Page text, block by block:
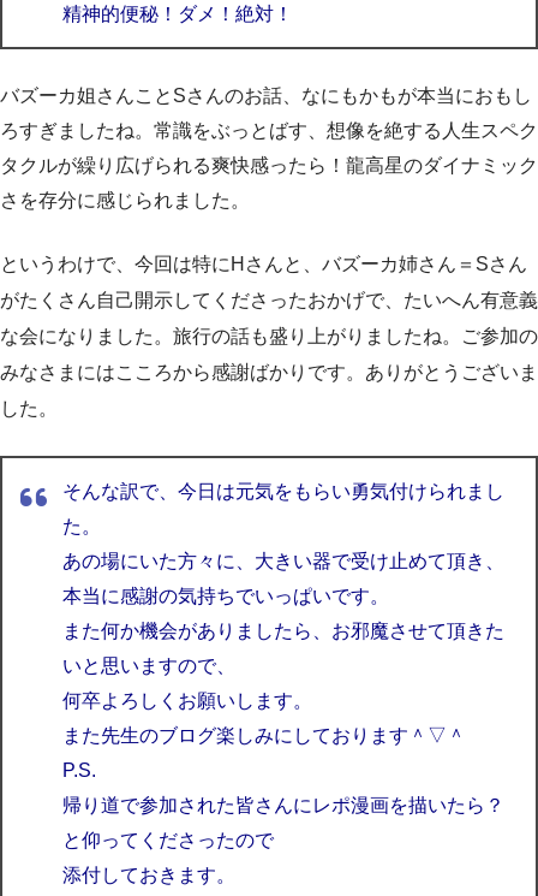
精神的便秘！ダメ！絶対！
バズーカ姐さんことSさんのお話、なにもかもが本当におもし
ろすぎましたね。常識をぶっとばす、想像を絶する人生スペク
タクルが繰り広げられる爽快感ったら！龍高星のダイナミック
さを存分に感じられました。
というわけで、今回は特にHさんと、バズーカ姉さん＝Sさん
がたくさん自己開示してくださったおかげで、たいへん有意義
な会になりました。旅行の話も盛り上がりましたね。ご参加の
みなさまにはこころから感謝ばかりです。ありがとうございま
した。
そんな訳で、今日は元気をもらい勇気付けられまし
た。
あの場にいた方々に、大きい器で受け止めて頂き、
本当に感謝の気持ちでいっぱいです。
また何か機会がありましたら、お邪魔させて頂きた
いと思いますので、
何卒よろしくお願いします。
また先生のブログ楽しみにしております＾▽＾
P.S.
帰り道で参加された皆さんにレポ漫画を描いたら？
と仰ってくださったので
添付しておきます。